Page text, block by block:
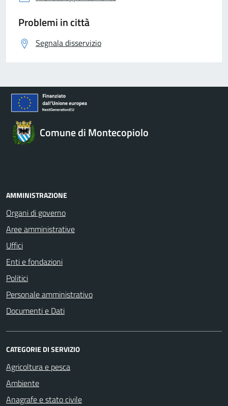
Problemi in città
Segnala disservizio
Comune di Montecopiolo
AMMINISTRAZIONE
Organi di governo
Aree amministrative
Uffici
Enti e fondazioni
Politici
Personale amministrativo
Documenti e Dati
CATEGORIE DI SERVIZIO
Agricoltura e pesca
Ambiente
Anagrafe e stato civile